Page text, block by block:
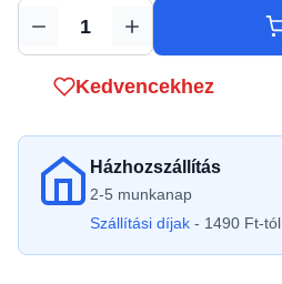
Mennyiség
Kedvencekhez
Házhozszállítás
2-5 munkanap
Szállítási díjak - 1490 Ft-tól